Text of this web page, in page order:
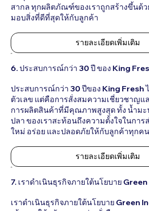
สากล ทุกผลิตภัณฑ์ของเราถูกสร้างขึ้นด้ว
มอบสิ่งที่ดีที่สุดให้กับลูกค้า
รายละเอียดเพิ่มเติม
6. ประสบการณ์กว่า 30 ปี ของ King
ประสบการณ์กว่า 30 ปีของ King Fresh
ตัวเลข แต่คือการสั่งสมความเชี่ยวชาญ
การผลิตสินค้าที่มีคุณภาพสูงสุด ทั้ง น้ำมะ
ปลา ของเราสะท้อนถึงความตั้งใจในกา
ใหม่ อร่อย และปลอดภัยให้กับลูกค้าทุกคน
รายละเอียดเพิ่มเติม
7. เราดำเนินธุรกิจภายใต้นโยบาย
เราดำเนินธุรกิจภายใต้นโยบาย Green